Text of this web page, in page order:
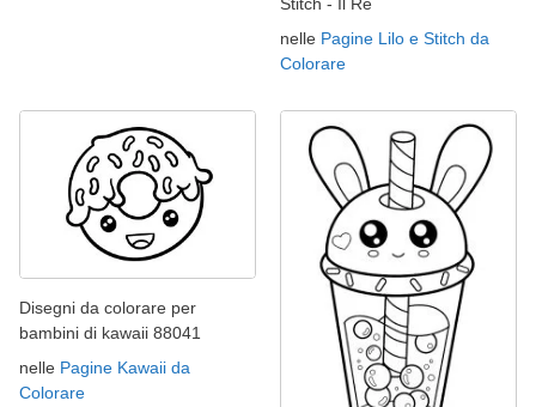
Stitch - Il Re
nelle Pagine Lilo e Stitch da
Colorare
Disegni da colorare per
bambini di kawaii 88041
nelle Pagine Kawaii da
Colorare